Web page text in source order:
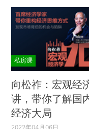
私房课
向松祚：宏观经
讲，带你了解国
经济大局
2022年04月06日